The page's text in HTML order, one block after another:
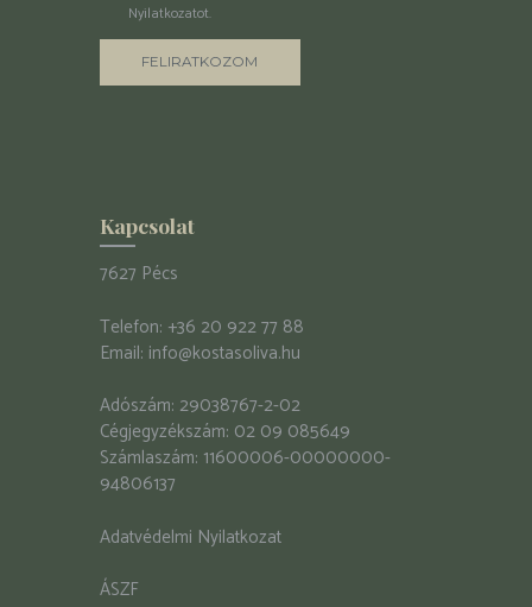
Nyilatkozatot.
Kapcsolat
7627 Pécs
Telefon: +36 20 922 77 88
Email: info@kostasoliva.hu
Adószám: 29038767-2-02
Cégjegyzékszám: 02 09 085649
Számlaszám: 11600006-00000000-
94806137
Adatvédelmi Nyilatkozat
ÁSZF